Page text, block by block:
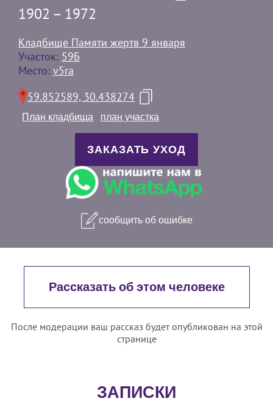
1902 – 1972
Кладбище Памяти жертв 9 января
Участок: 59Б
Место: v5ra
59.852589, 30.438274
План кладбища план участка
ЗАКАЗАТЬ УХОД
сообщить об ошибке
Рассказать об этом человеке
После модерации ваш рассказ будет опубликован на этой
странице
ЗАПИСКИ